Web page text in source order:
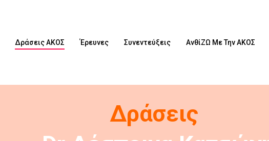
Δράσεις ΑΚΟΣ Έρευνες Συνεντεύξεις ΑνθίΖΩ Με Την ΑΚΟΣ
Δράσεις